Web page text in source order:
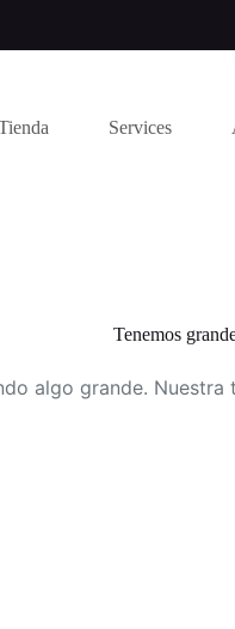
Services
Tenemos
algo grande.